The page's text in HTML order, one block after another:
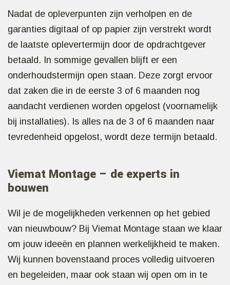
Nadat de opleverpunten zijn verholpen en de
garanties digitaal of op papier zijn verstrekt wordt
de laatste oplevertermijn door de opdrachtgever
betaald. In sommige gevallen blijft er een
onderhoudstermijn open staan. Deze zorgt ervoor
dat zaken die in de eerste 3 of 6 maanden nog
aandacht verdienen worden opgelost (voornamelijk
bij installaties). Is alles na de 3 of 6 maanden naar
tevredenheid opgelost, wordt deze termijn betaald.
Viemat Montage – de experts in
bouwen
Wil je de mogelijkheden verkennen op het gebied
van nieuwbouw? Bij Viemat Montage staan we klaar
om jouw ideeën en plannen werkelijkheid te maken.
Wij kunnen bovenstaand proces volledig uitvoeren
en begeleiden, maar ook staan wij open om in te